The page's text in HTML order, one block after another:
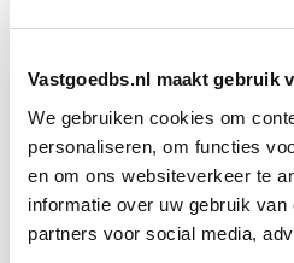
Vastgoedbs.nl maakt gebruik
We gebruiken cookies om
personaliseren, om functies
en om ons websiteverkeer te
informatie over uw gebruik
partners voor social media,
Boelhouwer stelt dat de
lang niet op het niveau liggen
te maken. “De
in verhouding tot het
Zeker niet als twee derde
betaalbaar moet zijn.